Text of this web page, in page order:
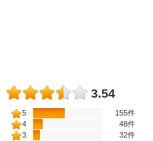
3.54
5
155件
4
48件
3
32件